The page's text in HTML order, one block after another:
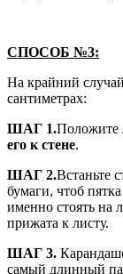
СПОСОБ №3:
На крайний
сантиметрах:
ШАГ 1.Положите
его к стене.
ШАГ 2.Встаньте
бумаги, чтоб
именно стоять на
прижата к листу.
ШАГ 3.
самый длинный